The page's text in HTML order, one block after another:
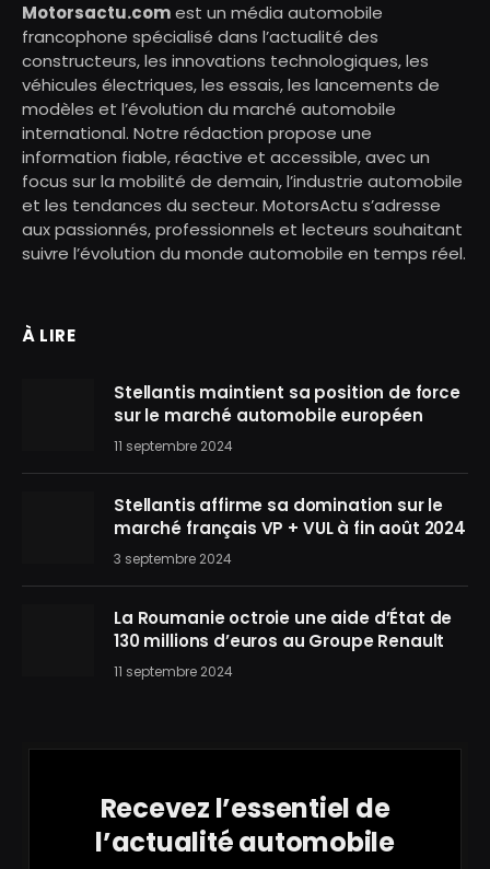
Motorsactu.comest un média automobile
francophone spécialisé dans l’actualité des
constructeurs, les innovations technologiques, les
véhicules électriques, les essais, les lancements de
modèles et l’évolution du marché automobile
international. Notre rédaction propose une
information fiable, réactive et accessible, avec un
focus sur la mobilité de demain, l’industrie automobile
et les tendances du secteur. MotorsActu s’adresse
aux passionnés, professionnels et lecteurs souhaitant
suivre l’évolution du monde automobile en temps réel.
À LIRE
Stellantis maintient sa position de force
sur le marché automobile européen
11 septembre 2024
Stellantis affirme sa domination sur le
marché français VP + VUL à fin août 2024
3 septembre 2024
La Roumanie octroie une aide d’État de
130 millions d’euros au Groupe Renault
11 septembre 2024
Recevez l’essentiel de
l’actualité automobile